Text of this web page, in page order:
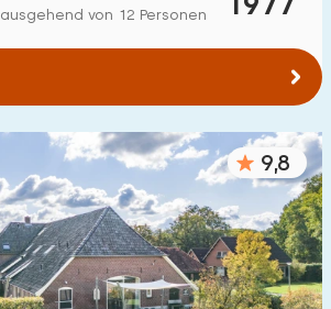
ausgehend von 12 Personen
9,8